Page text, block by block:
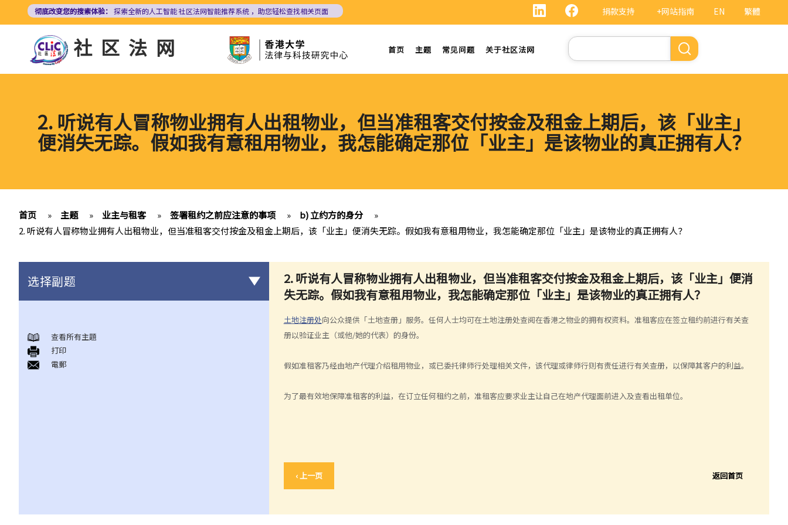
内
EN 繁體
捐款支持 +网站指南
彻底改变您的搜索体验： 探索全新的人工智能社区法网智能推荐系统 ，助您轻松查找相关页面
社区法网 首页 主题 常见问题 关于社区法网
搜
索
2. 听说有人冒称物业拥有人出租物业，但当准租客交付按金及租金上期后，该「业主」
便消失无踪。假如我有意租用物业，我怎能确定那位「业主」是该物业的真正拥有人？
首页 » 主题 » 业主与租客 » 签署租约之前应注意的事项 » b) 立约方的身分
»
2. 听说有人冒称物业拥有人出租物业，但当准租客交付按金及租金上期后，该「业主」便消失无踪。假如我有意租用物业，我怎能确定那位「业主」是该物业的真正拥有人？
2. 听说有人冒称物业拥有人出租物业，但当准租客交付按金及租金上期后，该「业主」便消
失无踪。假如我有意租用物业，我怎能确定那位「业主」是该物业的真正拥有人？
土地注册处向公众提供「土地查册」服务。任何人士均可在土地注册处查阅在香港之物业的拥有权资料。准租客应在签立租约前进行有关查
册以验证业主（或他/她的代表）的身份。
假如准租客乃经由地产代理介绍租用物业，或已委托律师行处理相关文件，该代理或律师行则有责任进行有关查册，以保障其客户的利益。
为了最有效地保障准租客的利益，在订立任何租约之前，准租客应要求业主让自己在地产代理面前进入及查看出租单位。
‹ 上一页 返回首页
选择副题
2. 听说有人冒称物业拥有人出租物业，但当准租客交付按金及租金
上期后，该「业主」便消失无踪。假如我有意租用物业，我怎能确
定那位「业主」是该物业的真正拥有人？
查看所有主題
打印
電郵